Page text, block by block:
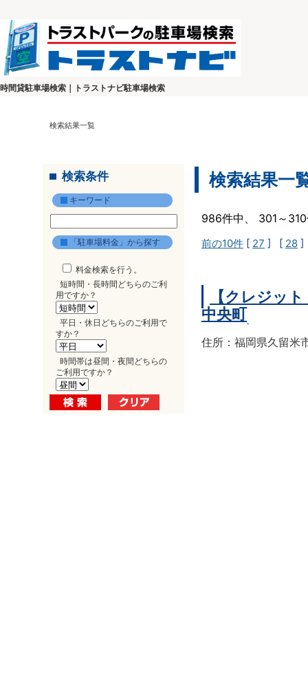
時間貸駐車場検索｜トラストナビ駐車場検索
検索結果一覧
検索条件
キーワード
「駐車場料金」から探す
料金検索を行う。
短時間・長時間どちらのご利
用ですか？
平日・休日どちらのご利用で
すか？
時間帯は昼間・夜間どちらの
ご利用ですか？
検索結果一
986件中、 301～
前の10件 [ 27 ] [ 28
【クレジッ
中央町
住所：福岡県久留米